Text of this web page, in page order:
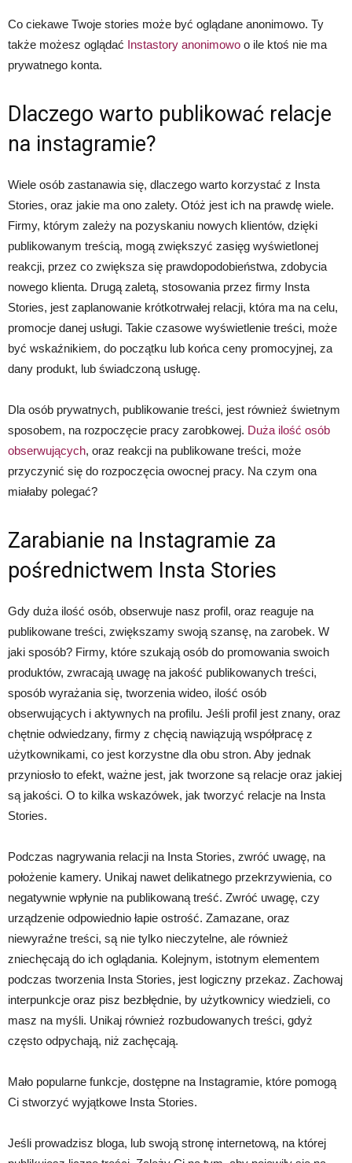
Co ciekawe Twoje stories może być oglądane anonimowo. Ty
także możesz oglądać Instastory anonimowo o ile ktoś nie ma
prywatnego konta.
Dlaczego warto publikować relacje
na instagramie?
Wiele osób zastanawia się, dlaczego warto korzystać z Insta
Stories, oraz jakie ma ono zalety. Otóż jest ich na prawdę wiele.
Firmy, którym zależy na pozyskaniu nowych klientów, dzięki
publikowanym treścią, mogą zwiększyć zasięg wyświetlonej
reakcji, przez co zwiększa się prawdopodobieństwa, zdobycia
nowego klienta. Drugą zaletą, stosowania przez firmy Insta
Stories, jest zaplanowanie krótkotrwałej relacji, która ma na celu,
promocje danej usługi. Takie czasowe wyświetlenie treści, może
być wskaźnikiem, do początku lub końca ceny promocyjnej, za
dany produkt, lub świadczoną usługę.
Dla osób prywatnych, publikowanie treści, jest również świetnym
sposobem, na rozpoczęcie pracy zarobkowej. Duża ilość osób
obserwujących, oraz reakcji na publikowane treści, może
przyczynić się do rozpoczęcia owocnej pracy. Na czym ona
miałaby polegać?
Zarabianie na Instagramie za
pośrednictwem Insta Stories
Gdy duża ilość osób, obserwuje nasz profil, oraz reaguje na
publikowane treści, zwiększamy swoją szansę, na zarobek. W
jaki sposób? Firmy, które szukają osób do promowania swoich
produktów, zwracają uwagę na jakość publikowanych treści,
sposób wyrażania się, tworzenia wideo, ilość osób
obserwujących i aktywnych na profilu. Jeśli profil jest znany, oraz
chętnie odwiedzany, firmy z chęcią nawiązują współpracę z
użytkownikami, co jest korzystne dla obu stron. Aby jednak
przyniosło to efekt, ważne jest, jak tworzone są relacje oraz jakiej
są jakości. O to kilka wskazówek, jak tworzyć relacje na Insta
Stories.
Podczas nagrywania relacji na Insta Stories, zwróć uwagę, na
położenie kamery. Unikaj nawet delikatnego przekrzywienia, co
negatywnie wpłynie na publikowaną treść. Zwróć uwagę, czy
urządzenie odpowiednio łapie ostrość. Zamazane, oraz
niewyraźne treści, są nie tylko nieczytelne, ale również
zniechęcają do ich oglądania. Kolejnym, istotnym elementem
podczas tworzenia Insta Stories, jest logiczny przekaz. Zachowaj
interpunkcje oraz pisz bezbłędnie, by użytkownicy wiedzieli, co
masz na myśli. Unikaj również rozbudowanych treści, gdyż
często odpychają, niż zachęcają.
Mało popularne funkcje, dostępne na Instagramie, które pomogą
Ci stworzyć wyjątkowe Insta Stories.
Jeśli prowadzisz bloga, lub swoją stronę internetową, na której